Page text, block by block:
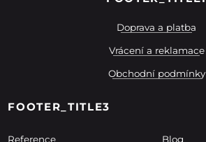
Doprava a platba
Vrácení a reklamace
Obchodní podmínky
FOOTER_TITLE3
Reference Blog